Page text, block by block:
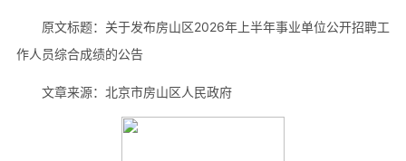
原文标题：关于发布房山区2026年上半年事业单位公开招聘工
作人员综合成绩的公告
文章来源：北京市房山区人民政府